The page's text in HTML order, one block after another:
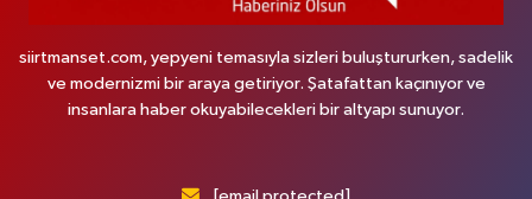
siirtmanset.com, yepyeni temasıyla sizleri buluştururken, sadelik
ve modernizmi bir araya getiriyor. Şatafattan kaçınıyor ve
insanlara haber okuyabilecekleri bir altyapı sunuyor.